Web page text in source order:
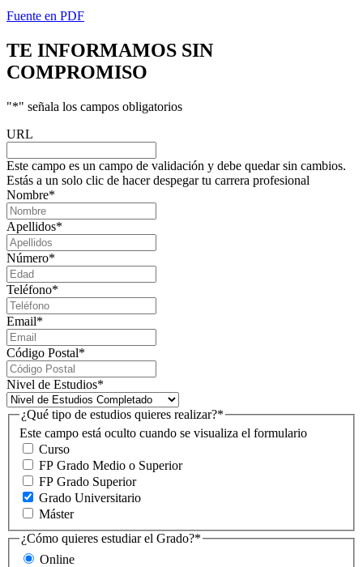
Fuente en PDF
TE INFORMAMOS SIN
COMPROMISO
"*" señala los campos obligatorios
URL
Este campo es un campo de validación y debe quedar sin cambios.
Estás a un solo clic de hacer despegar tu carrera profesional
Nombre*
Apellidos*
Número*
Teléfono*
Email*
Código Postal*
Nivel de Estudios*
Este campo está oculto cuando se visualiza el formulario
¿Qué tipo de estudios quieres realizar?*
Curso
FP Grado Medio o Superior
FP Grado Superior
Grado Universitario
Máster
¿Cómo quieres estudiar el Grado?*
Online